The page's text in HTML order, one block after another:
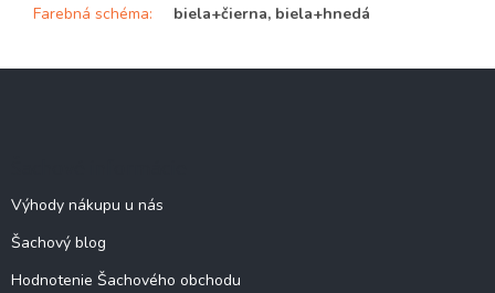
Farebná schéma: biela+čierna, biela+hnedá
Výhody nákupu u nás
Šachový blog
Hodnotenie Šachového obchodu